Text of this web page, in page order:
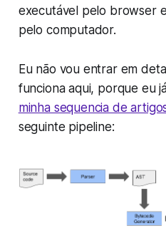
executável pelo browser
pelo computador.
Eu não vou entrar em
funciona aqui, porque eu
minha sequencia de
seguinte pipeline: